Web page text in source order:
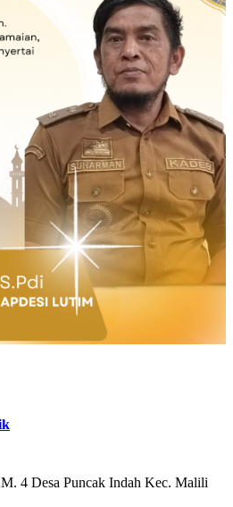
4 Desa Puncak Indah Kec. Malili